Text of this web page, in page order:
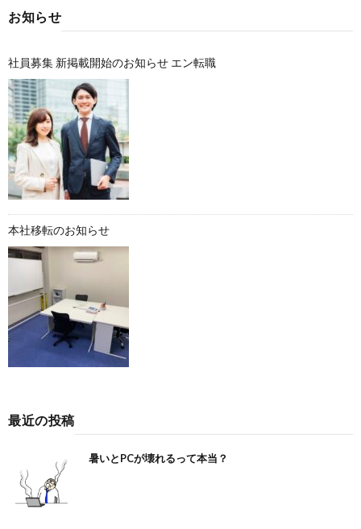
お知らせ
社員募集 新掲載開始のお知らせ エン転職
本社移転のお知らせ
最近の投稿
暑いとPCが壊れるって本当？